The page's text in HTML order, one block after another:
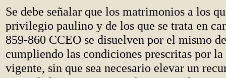
Se debe señalar que los matrimonios a los
privilegio paulino y de los que se trata en
859-860 CCEO se disuelven por el mismo
cumpliendo las condiciones prescritas por
vigente, sin que sea necesario elevar un